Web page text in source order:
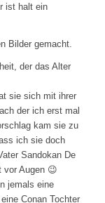
ist halt ein
Bilder gemacht.
der das Alter
sie sich mit ihrer
der ich erst mal
kam sie zu
ich sie doch
Sandokan De
vor Augen 😉
jemals eine
Conan Tochter